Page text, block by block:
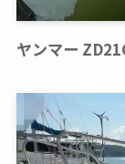
ヤンマー